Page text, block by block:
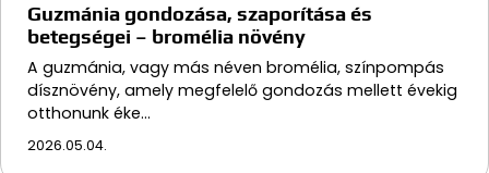
Guzmánia gondozása, szaporítása és
betegségei – bromélia növény
A guzmánia, vagy más néven bromélia, színpompás
dísznövény, amely megfelelő gondozás mellett évekig
otthonunk éke…
2026.05.04.